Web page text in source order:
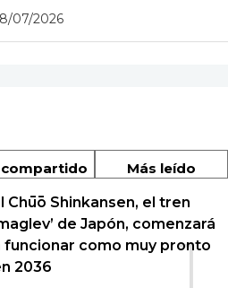
07/2026
compartido Más leído
1
Chūō Shinkansen, el tren
de Japón, comenzará
funcionar como muy pronto
2036